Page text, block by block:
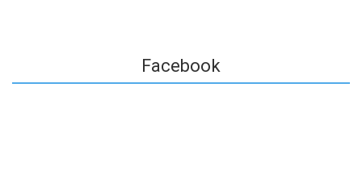
Facebook